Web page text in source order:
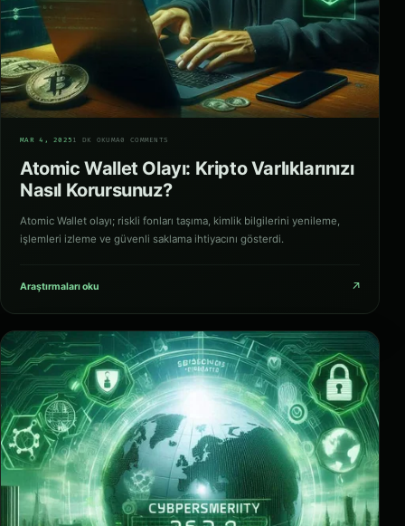
MAR 4, 2025 1 DK OKUMA0 COMMENTS
Atomic Wallet Olayı: Kripto Varlıklarınızı
Nasıl Korursunuz?
Atomic Wallet olayı; riskli fonları taşıma, kimlik bilgilerini yenileme,
işlemleri izleme ve güvenli saklama ihtiyacını gösterdi.
Araştırmaları oku ↗